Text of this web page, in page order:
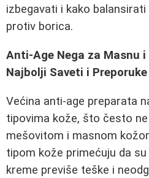
izbegavati i kako
protiv borica.
Anti-Age Nega za Masnu
Najbolji Saveti i Preporuke
Većina anti-age preparata
tipovima kože, što često
mešovitom i masnom
tipom kože primećuju da
kreme previše teške i